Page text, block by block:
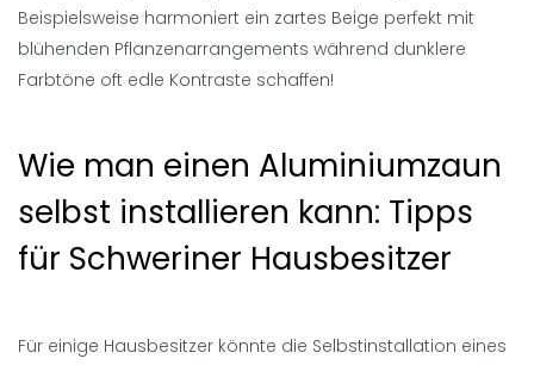
Beispielsweise harmoniert ein zartes Beige perfekt mit
blühenden Pflanzenarrangements während dunklere
Farbtöne oft edle Kontraste schaffen!
Wie man einen Aluminiumzaun
selbst installieren kann: Tipps
für Schweriner Hausbesitzer
Für einige Hausbesitzer könnte die Selbstinstallation eines